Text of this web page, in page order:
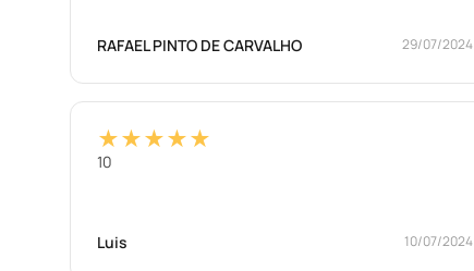
RAFAEL PINTO DE CARVALHO 29/07/2024
★★★★★
10
Luis 10/07/2024